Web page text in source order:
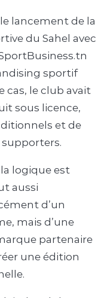
lancement de la
du Sahel avec
sportif
cas, le club avait
sous licence,
et de
logique est
aussi
d’un
mais d’une
partenaire
une édition